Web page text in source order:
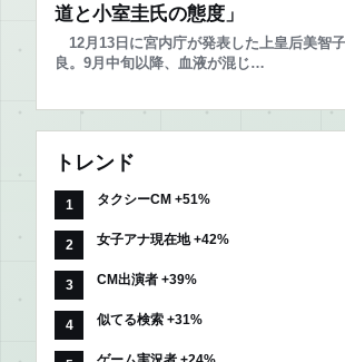
道と小室圭氏の態度」
12月13日に宮内庁が発表した上皇后美智
良。9月中旬以降、血液が混じ…
トレンド
タクシーCM +51%
女子アナ現在地 +42%
CM出演者 +39%
似てる検索 +31%